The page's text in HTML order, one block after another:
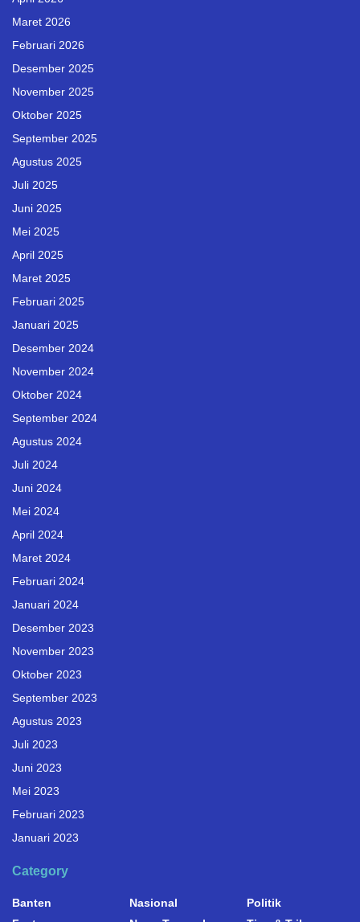
Maret 2026
Februari 2026
Desember 2025
November 2025
Oktober 2025
September 2025
Agustus 2025
Juli 2025
Juni 2025
Mei 2025
April 2025
Maret 2025
Februari 2025
Januari 2025
Desember 2024
November 2024
Oktober 2024
September 2024
Agustus 2024
Juli 2024
Juni 2024
Mei 2024
April 2024
Maret 2024
Februari 2024
Januari 2024
Desember 2023
November 2023
Oktober 2023
September 2023
Agustus 2023
Juli 2023
Juni 2023
Mei 2023
Februari 2023
Januari 2023
Category
Banten
Nasional
Politik